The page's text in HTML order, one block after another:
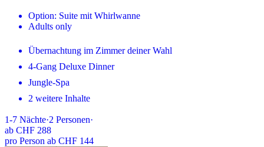
Option: Suite mit Whirlwanne
Adults only
Übernachtung im Zimmer deiner Wahl
4-Gang Deluxe Dinner
Jungle-Spa
2 weitere Inhalte
1-7 Nächte·2 Personen·
ab CHF 288
pro Person ab CHF 144